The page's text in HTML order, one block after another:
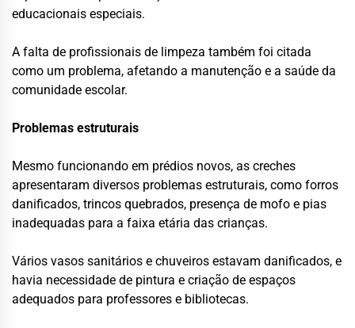
educacionais especiais.
A falta de profissionais de limpeza também foi citada
como um problema, afetando a manutenção e a saúde da
comunidade escolar.
Problemas estruturais
Mesmo funcionando em prédios novos, as creches
apresentaram diversos problemas estruturais, como forros
danificados, trincos quebrados, presença de mofo e pias
inadequadas para a faixa etária das crianças.
Vários vasos sanitários e chuveiros estavam danificados, e
havia necessidade de pintura e criação de espaços
adequados para professores e bibliotecas.